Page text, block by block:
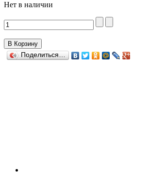
Нет в наличии
Поделиться…